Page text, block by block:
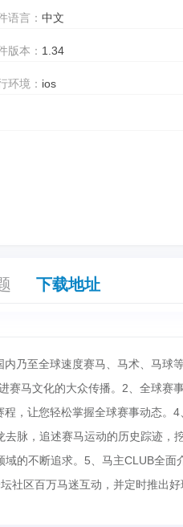
语言：中文
版本： 1.34
环境： ios
下载地址
乃至全球速度赛马、马术、马球
赛马文化的大众传播。2、全球赛
，让您轻松掌握全球赛事动态。
脉，追述赛马运动的历史踪迹，
的不断追求。5、马主CLUB全
区百万马迷互动，并定时推出好